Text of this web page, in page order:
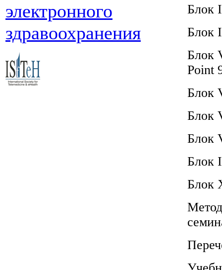
электронного
здравоохранения
Блок
Блок
Блок
Point
Блок
Блок
Блок
Блок
Блок